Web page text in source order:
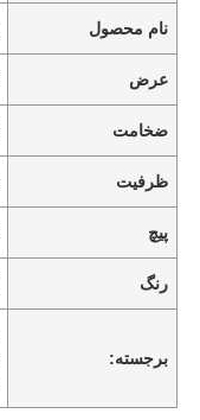
نام محصول
عرض
ضخامت
ظرفیت
پیچ
رنگ
برجسته: